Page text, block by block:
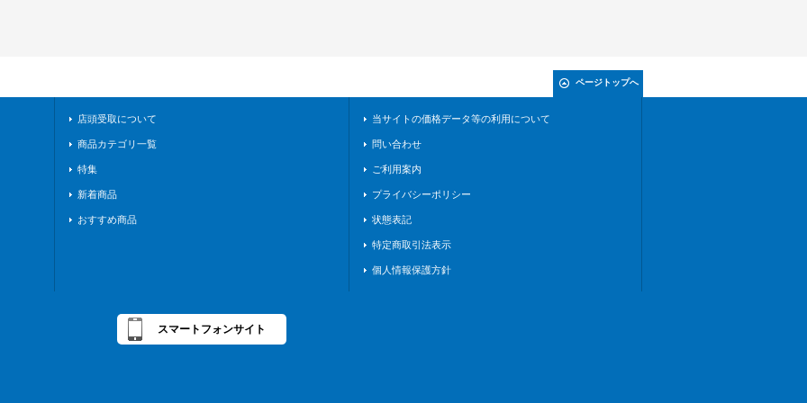
ページトップへ
店頭受取について
商品カテゴリ一覧
特集
新着商品
おすすめ商品
当サイトの価格データ等の利用について
問い合わせ
ご利用案内
プライバシーポリシー
状態表記
特定商取引法表示
個人情報保護方針
スマートフォンサイト